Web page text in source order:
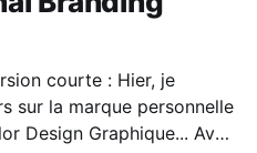
: ‍‍Hier, je
sur la marque personnelle
Design Graphique... Avec